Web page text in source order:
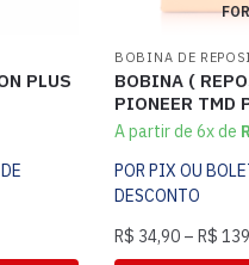
PLUS
BOBINA DE
BOBINA (
PIONEER TMD
A partir de 6x de
POR PIX OU
DESCONTO
R$ 34,90 – R$